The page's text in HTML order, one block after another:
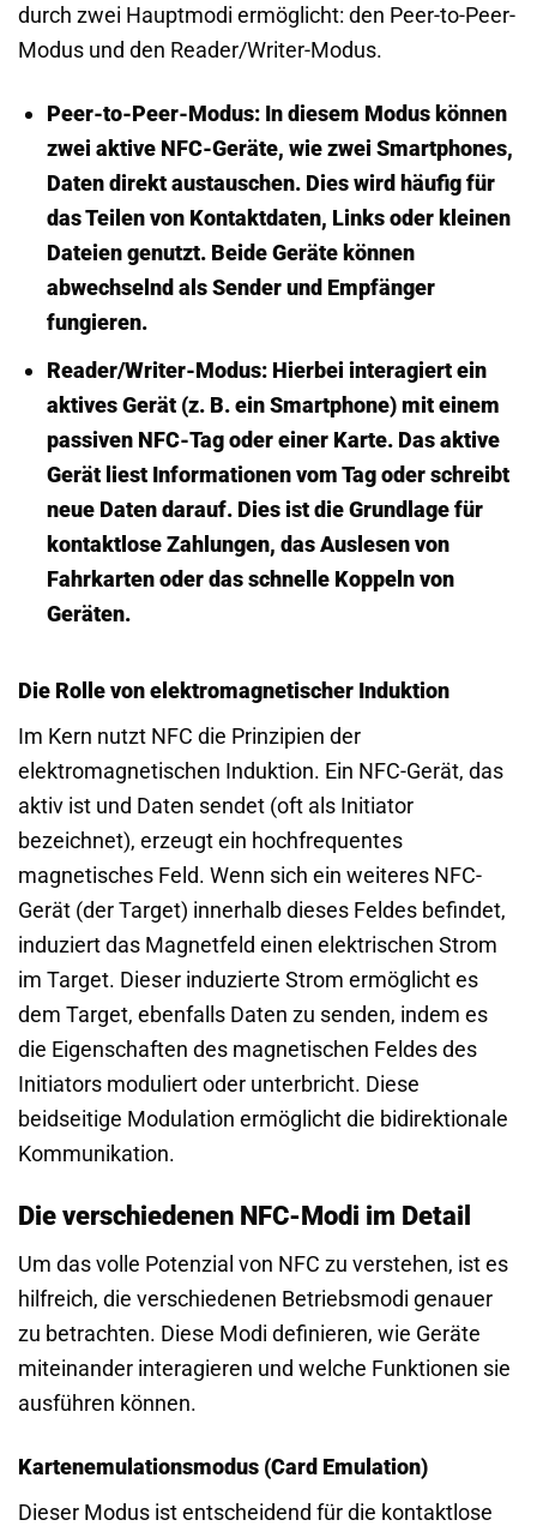
durch zwei Hauptmodi ermöglicht: den Peer-to-Peer-
Modus und den Reader/Writer-Modus.
Peer-to-Peer-Modus:In diesem Modus können
zwei aktive NFC-Geräte, wie zwei Smartphones,
Daten direkt austauschen. Dies wird häufig für
das Teilen von Kontaktdaten, Links oder kleinen
Dateien genutzt. Beide Geräte können
abwechselnd als Sender und Empfänger
fungieren.
Reader/Writer-Modus:Hierbei interagiert ein
aktives Gerät (z. B. ein Smartphone) mit einem
passiven NFC-Tag oder einer Karte. Das aktive
Gerät liest Informationen vom Tag oder schreibt
neue Daten darauf. Dies ist die Grundlage für
kontaktlose Zahlungen, das Auslesen von
Fahrkarten oder das schnelle Koppeln von
Geräten.
Die Rolle von elektromagnetischer Induktion
Im Kern nutzt NFC die Prinzipien der
elektromagnetischen Induktion. Ein NFC-Gerät, das
aktiv ist und Daten sendet (oft als Initiator
bezeichnet), erzeugt ein hochfrequentes
magnetisches Feld. Wenn sich ein weiteres NFC-
Gerät (der Target) innerhalb dieses Feldes befindet,
induziert das Magnetfeld einen elektrischen Strom
im Target. Dieser induzierte Strom ermöglicht es
dem Target, ebenfalls Daten zu senden, indem es
die Eigenschaften des magnetischen Feldes des
Initiators moduliert oder unterbricht. Diese
beidseitige Modulation ermöglicht die bidirektionale
Kommunikation.
Die verschiedenen NFC-Modi im Detail
Um das volle Potenzial von NFC zu verstehen, ist es
hilfreich, die verschiedenen Betriebsmodi genauer
zu betrachten. Diese Modi definieren, wie Geräte
miteinander interagieren und welche Funktionen sie
ausführen können.
Kartenemulationsmodus (Card Emulation)
Dieser Modus ist entscheidend für die kontaktlose